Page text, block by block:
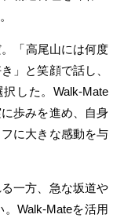
「高尾山には何度
」と笑顔で話し、
した。Walk-Mate
歩みを進め、自身
に大きな感動を与
一方、急な坂道や
Walk-Mateを活用